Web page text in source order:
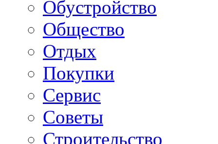
Обустройство
Общество
Отдых
Покупки
Сервис
Советы
Строительство